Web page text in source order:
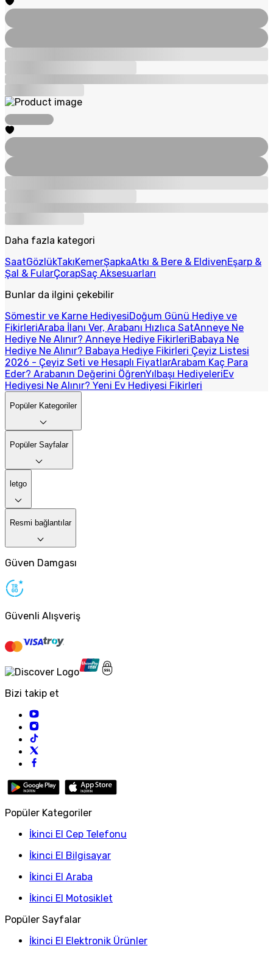
Daha fazla kategori
SaatGözlükTakıKemerŞapkaAtkı & Bere & EldivenEşarp &
Şal & FularÇorapSaç Aksesuarları
Bunlar da ilgini çekebilir
Sömestir ve Karne HediyesiDoğum Günü Hediye ve
FikirleriAraba İlanı Ver, Arabanı Hızlıca SatAnneye Ne
Hediye Ne Alınır? Anneye Hediye FikirleriBabaya Ne
Hediye Ne Alınır? Babaya Hediye Fikirleri Çeyiz Listesi
2026 - Çeyiz Seti ve Hesaplı FiyatlarArabam Kaç Para
Eder? Arabanın Değerini ÖğrenYılbaşı HediyeleriEv
Hediyesi Ne Alınır? Yeni Ev Hediyesi Fikirleri
Popüler Kategoriler
Popüler Sayfalar
letgo
Resmi bağlantılar
Güven Damgası
Güvenli Alışveriş
Bizi takip et
Popüler Kategoriler
İkinci El Cep Telefonu
İkinci El Bilgisayar
İkinci El Araba
İkinci El Motosiklet
Popüler Sayfalar
İkinci El Elektronik Ürünler